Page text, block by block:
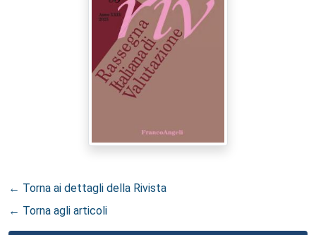
← Torna ai dettagli della Rivista
← Torna agli articoli